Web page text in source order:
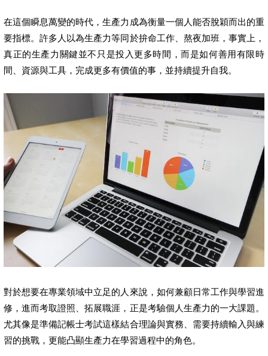
在這個瞬息萬變的時代，生產力成為衡量一個人能否脫穎而出的重
要指標。許多人以為生產力等同於拚命工作、熬夜加班，事實上，
真正的生產力關鍵並不只是投入更多時間，而是如何善用有限時
間、資源與工具，完成更多有價值的事，並持續提升自我。
對於想要在專業領域中立足的人來說，如何兼顧日常工作與學習進
修，進而考取證照、拓展職涯，正是考驗個人生產力的一大課題。
尤其像是準備記帳士考試這樣結合理論與實務、需要持續輸入與練
習的挑戰，更能凸顯生產力在學習過程中的角色。